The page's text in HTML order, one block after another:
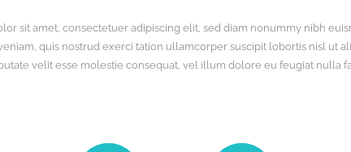
sit amet, consectetuer adipiscing elit, sed diam nonummy nibh
quis nostrud exerci tation ullamcorper suscipit lobortis nisl ut
velit esse molestie consequat, vel illum dolore eu feugiat nulla